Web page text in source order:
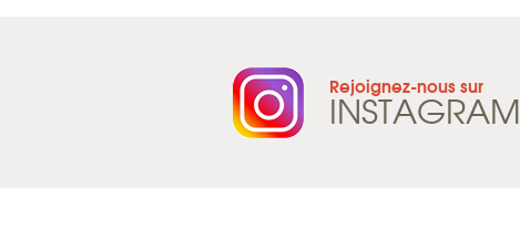
Rejoignez-nous sur
INSTAGRAM